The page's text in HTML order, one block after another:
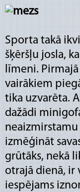
Sporta takā
šķēršļu josla,
līmeni.
vairākiem
tika uzvarēta.
dažādi
izmēģināt
grūtāks, nekā
otrajā dienā, ir
iespējams